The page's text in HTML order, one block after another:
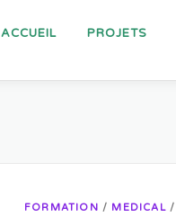
ACCUEIL PROJETS
FORMATION / MEDICAL/